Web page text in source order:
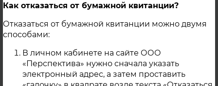
Как отказаться от бумажной квитанции?
Отказаться от бумажной квитанции можно двумя
способами:
В личном кабинете на сайте ООО
«Перспектива» нужно сначала указать
электронный адрес, а затем проставить
12-15 № 260 статус ЕТСО
Постановление Минтарифов от 01
октября 2015 года № 45/52
декабря 2015 года № 63/11
Постановление Минтарифов от 28 июня
2016 № 28-1
Постановление Администрации